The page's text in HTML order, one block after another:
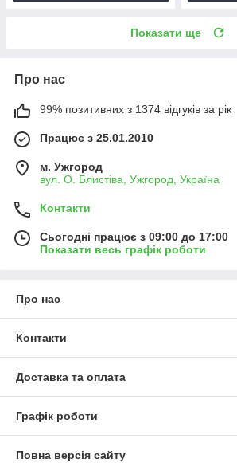
Показати ще
Про нас
99% позитивних з 1374 відгуків за рік
Працює з 25.01.2010
м. Ужгород
вул. О. Блистіва, Ужгород, Україна
Контакти
Сьогодні працює з 09:00 до 17:00
Показати весь графік роботи
Про нас
Контакти
Доставка та оплата
Графік роботи
Повна версія сайту